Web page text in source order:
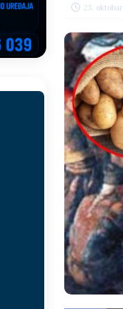
žao! REPUBLIKA
nisu u sukobu, pogotovo nisu
i sve im prepustimo,
svi računi REPUBLIKA
gradonačelnik Splita, Željko
23.